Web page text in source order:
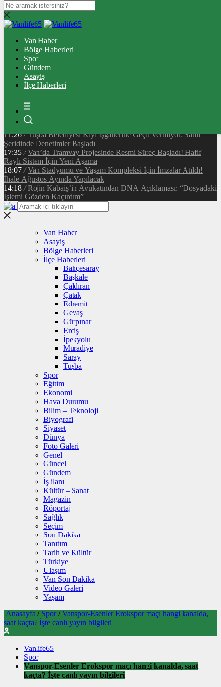
Van Haber
Bölge Haberleri
Spor
Gündem
Asayiş
İlçe Haberleri
09:41 / Van Sahil Yolu’nda İskele Kavşağı Tamamlandı: Trafik
Rahatlayacak
/ Vanspor-Kayserispor Maçı Hangi Kanalda? Canlı Yayın
Bilgileri
/ Rojda Van’da Sahne Alacak! Edremit’te Ücretsiz Konser
İçin Geri Sayım Başladı
/ Van Cumhuriyet Caddesi’nde Korkutan Yangın: Çatıda
Mahsur Kalan 2 Kişi Kurtarıldı
Pasajı Üstündeki Binada Alevler Yükseldi
/ Vanspor’dan Yönetim İddialarına Resmi Yanıt:
“Görevimizin Başındayız”
11:26 / Tuşba Belediyesi Kıyı İşgallerine Geçit Vermiyor: Sahil
Şeridinde Denetimler Başladı
17:35 / Van’da Tramvay Projesinde Resmi Süreç Başladı! Hafif
Raylı Sistem İçin Yeni Aşama
18:07 / Van Stadyumu ve Yaşam Kompleksi İçin İmzalar Atıldı!
İhale Ağustos Ayında Yapılacak
14:18 / Rojin Kabaiş’in Avukatından DNA Açıklaması: “Dosyadaki
İşlemi Gözden Kaçırdım”
Van Haber
Asayiş
Bölge Haberleri
İlçe Haberleri
Bahçesaray
Başkale
Çaldıran
Çatak
Edremit
Gevaş
Gürpınar
Erciş
İpekyolu
Muradiye
Saray
Tuşba
Spor
Eğitim
Ekonomi
Hava Durumu
Bilim – Teknoloji
Biyografi
Siyaset
Dünya
Foto Galeri
Genel
Güncel
Gündem
İş ilanı
Kültür – Sanat
Magazin
Röportaj
Sağlık
Seçim
Son Dakika
Tanıtım
Tarih ve Kültür
Türkiye
Ulaşım
Van Son Dakika
Video Galeri
Yaşam
Anasayfa / Spor / Vanspor-Esenler Erokspor maçı hangi kanalda,
saat kaçta? İşte canlı yayın bilgileri
Vanlife65
Spor
Vanspor-Esenler Erokspor maçı hangi kanalda, saat
kaçta? İşte canlı yayın bilgileri